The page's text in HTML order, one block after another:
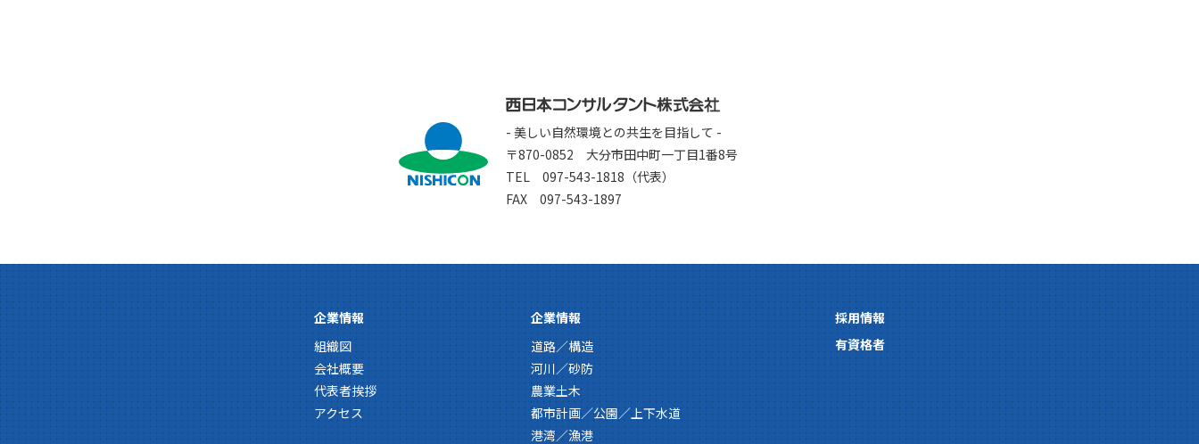
- 美しい自然環境との共生を目指して -
〒870-0852 大分市田中町一丁目1番8号
TEL 097-543-1818（代表）
FAX 097-543-1897
企業情報
組織図
会社概要
代表者挨拶
アクセス
企業情報
道路／構造
河川／砂防
農業土木
都市計画／公園／上下水道
港湾／漁港
採用情報
有資格者